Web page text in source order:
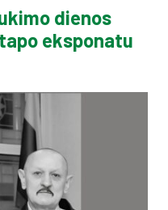
dienos
eksponatu